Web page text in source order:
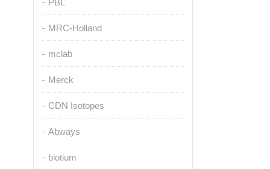
PBL
MRC-Holland
mclab
Merck
CDN Isotopes
Abways
biotium